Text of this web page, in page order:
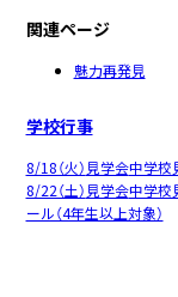
関連ページ
魅力再発見
学校行事
8/18（火） 見学会中学校
8/22（土） 見学会中学校
ール（4年生以上対象）